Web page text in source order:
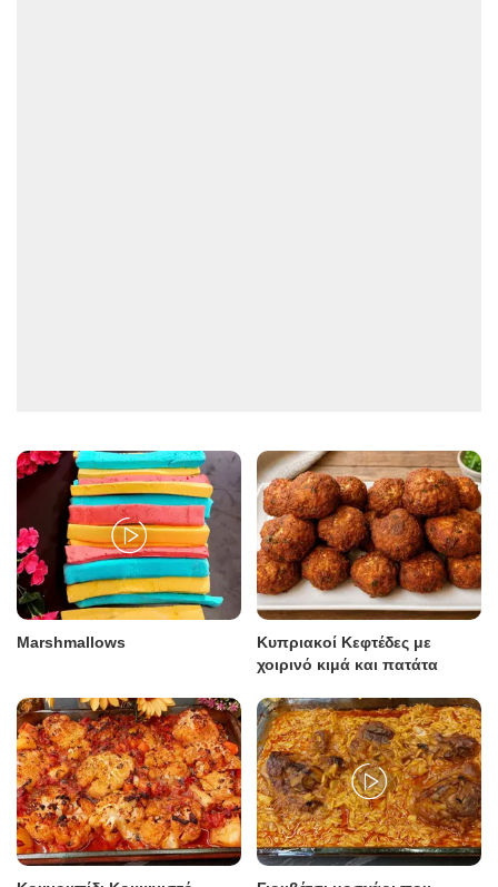
Marshmallows
Κυπριακοί Κεφτέδες με
χοιρινό κιμά και πατάτα